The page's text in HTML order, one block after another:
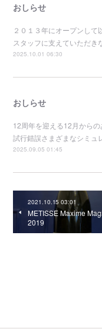
おしらせ
２０１３年にオープンして
スタッフに支えていただき
2025.10.01 06:30
おしらせ
12周年を迎える12月から
試行錯誤さまざまなシミュ
2025.09.05 01:45
2021.10.15 03:01
METISSE Maxime
2019